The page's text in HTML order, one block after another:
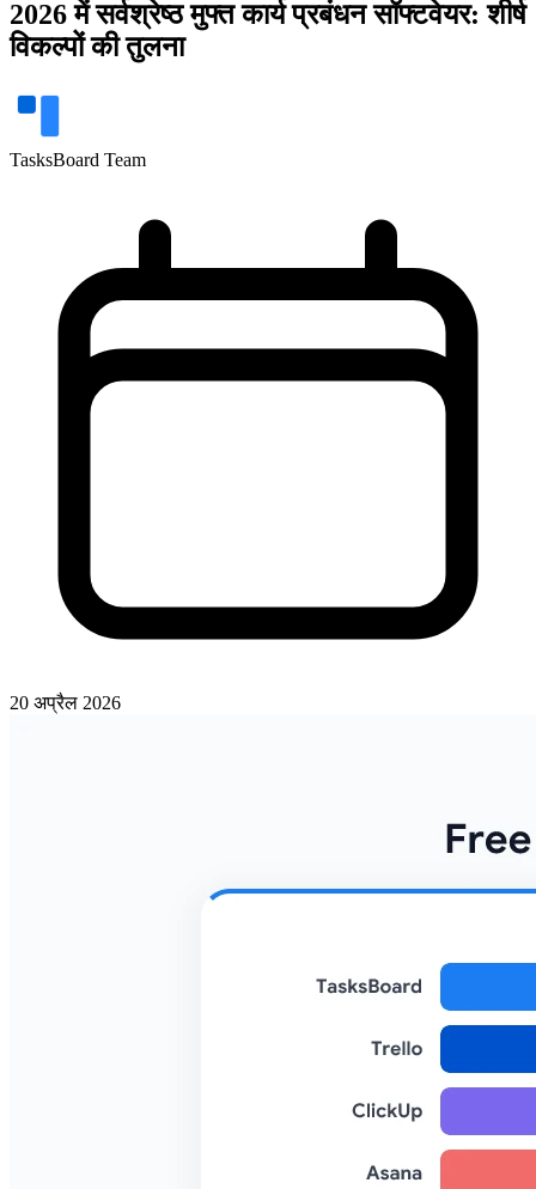
2026 में सर्वश्रेष्ठ मुफ्त कार्य प्रबंधन सॉफ्टवेयर: शीर्ष
विकल्पों की तुलना
TasksBoard Team
20 अप्रैल 2026